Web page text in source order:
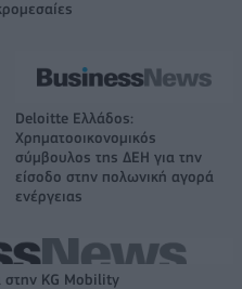
Deloitte Ελλάδος:
Χρηματοοικονομικός
σύμβουλος της ΔΕΗ για την
είσοδο στην πολωνική αγορά
ενέργειας
στην KG Mobility